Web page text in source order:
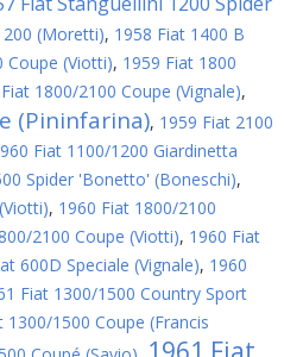
(Moretti), 1958 Fiat 1400 B
Coupe (Viotti), 1959 Fiat 1800
1800/2100 Coupe (Vignale),
(Pininfarina), 1959 Fiat 2100
Fiat 1100/1200 Giardinetta
Spider 'Bonetto' (Boneschi),
, 1960 Fiat 1800/2100
2100 Coupe (Viotti), 1960 Fiat
600D Speciale (Vignale), 1960
Fiat 1300/1500 Country Sport
1300/1500 Coupe (Francis